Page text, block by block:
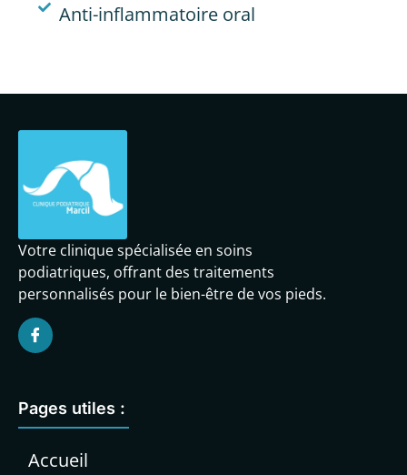
Anti-inflammatoire oral
Votre clinique spécialisée en soins
podiatriques, offrant des traitements
personnalisés pour le bien-être de vos pieds.
Pages utiles :
Accueil